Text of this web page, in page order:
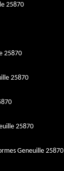
25870
25870
25870
25870
Geneuille 25870